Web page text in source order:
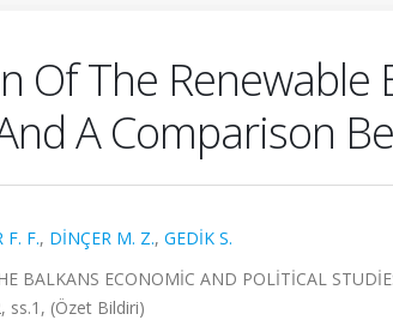
Of The
A Comparison
F. F., DİNÇER M. Z., GEDİK S.
BALKANS ECONOMİC AND POLİTİCAL
ss.1, (Özet Bildiri)